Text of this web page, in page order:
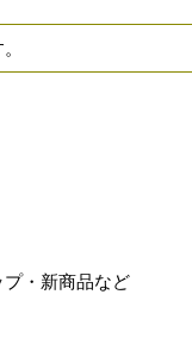
・新商品など